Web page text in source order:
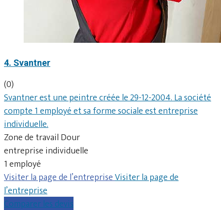
4. Svantner
(0)
Svantner est une peintre créée le 29-12-2004. La société
compte 1 employé et sa forme sociale est entreprise
individuelle.
Zone de travail Dour
entreprise individuelle
1 employé
Visiter la page de l’entrepriseVisiter la page de
l’entreprise
Comparer les devis